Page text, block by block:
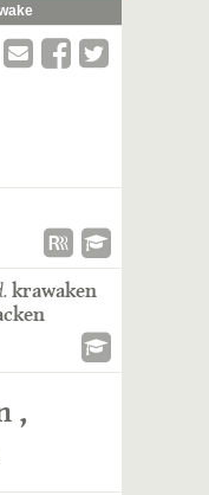
krawaken
,